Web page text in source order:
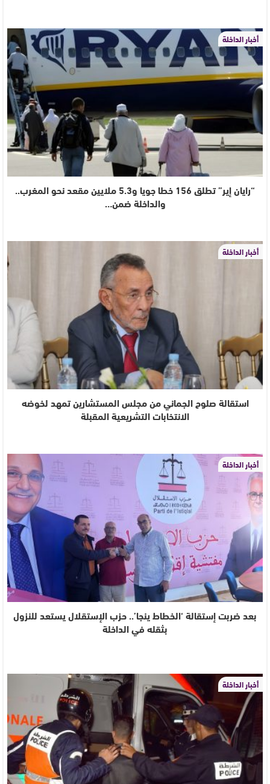
أخبار الداخلة
“رايان إير” تطلق 156 خطا جويا و5.3 ملايين مقعد نحو المغرب..
والداخلة ضمن…
أخبار الداخلة
استقالة صلوح الجماني من مجلس المستشارين تمهد لخوضه
الانتخابات التشريعية المقبلة
أخبار الداخلة
بعد ضربت إستقالة ‘الخطاط ينجا’.. حزب الإستقلال يستعد للنزول
بثقله في الداخلة
أخبار الداخلة